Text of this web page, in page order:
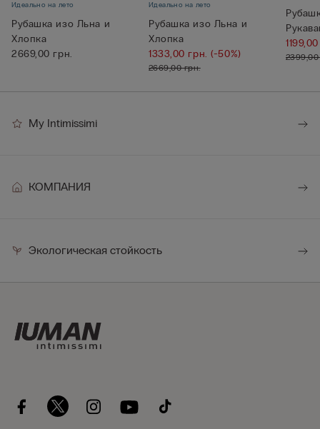
Идеально на лето
Рубашка изо Льна и
Хлопка
2669,00 грн.
Идеально на лето
Рубашка изо Льна и
Хлопка
1333,00 грн.(-50%)
2669,00 грн.
2399,00
My Intimissimi
КОМПАНИЯ
Экологическая стойкость